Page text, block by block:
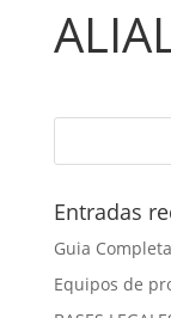
Entradas
Guia
Equipos de